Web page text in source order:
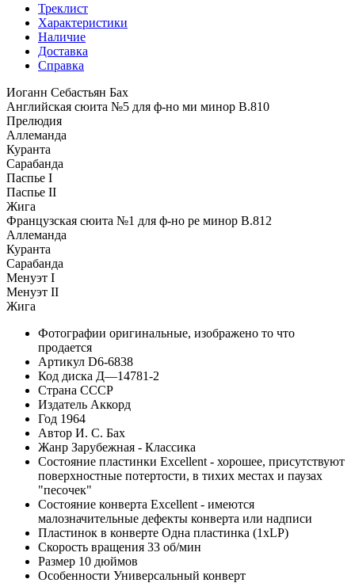
Треклист
Характеристики
Наличие
Доставка
Справка
Иоганн Себастьян Бах
Английская сюита №5 для ф-но ми минор B.810
Прелюдия
Аллеманда
Куранта
Сарабанда
Паспье I
Паспье II
Жига
Французская сюита №1 для ф-но ре минор B.812
Аллеманда
Куранта
Сарабанда
Менуэт I
Менуэт II
Жига
Фотографии оригинальные, изображено то что
продается
Артикул D6-6838
Код диска Д—14781-2
Страна СССР
Издатель Аккорд
Год 1964
Автор И. С. Бах
Жанр Зарубежная - Классика
Состояние пластинки Excellent - хорошее, присутствуют
поверхностные потертости, в тихих местах и паузах
"песочек"
Состояние конверта Excellent - имеются
малозначительные дефекты конверта или надписи
Пластинок в конверте Одна пластинка (1xLP)
Скорость вращения 33 об/мин
Размер 10 дюймов
Особенности Универсальный конверт